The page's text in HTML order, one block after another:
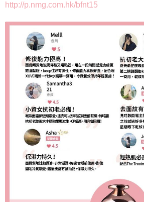
http://p.nmg.com.hk/bfnt15